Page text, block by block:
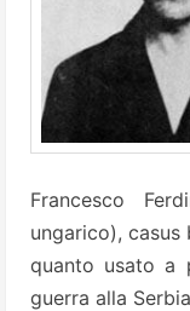
Francesco
ungarico),
quanto usato a
guerra alla